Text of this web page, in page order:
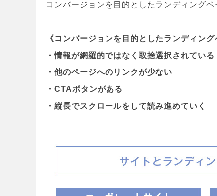
コンバージョンを目的としたランディング
《コンバージョンを目的としたランディング
・情報が網羅的ではなく取捨選択されている
・他のページへのリンクが少ない
・CTAボタンがある
・縦長でスクロールをして読み進めていく